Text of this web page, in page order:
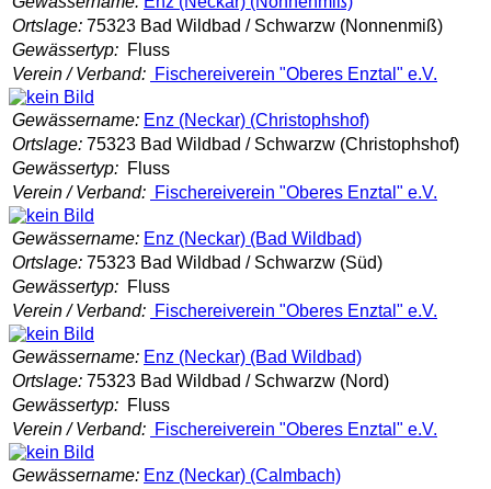
Ortslage: 75323 Bad Wildbad / Schwarzw (Nonnenmiß)
Gewässertyp: Fluss
Verein / Verband: Fischereiverein "Oberes Enztal" e.V.
Gewässername: Enz (Neckar) (Christophshof)
Ortslage: 75323 Bad Wildbad / Schwarzw (Christophshof)
Gewässertyp: Fluss
Verein / Verband: Fischereiverein "Oberes Enztal" e.V.
Gewässername: Enz (Neckar) (Bad Wildbad)
Ortslage: 75323 Bad Wildbad / Schwarzw (Süd)
Gewässertyp: Fluss
Verein / Verband: Fischereiverein "Oberes Enztal" e.V.
Gewässername: Enz (Neckar) (Bad Wildbad)
Ortslage: 75323 Bad Wildbad / Schwarzw (Nord)
Gewässertyp: Fluss
Verein / Verband: Fischereiverein "Oberes Enztal" e.V.
Gewässername: Enz (Neckar) (Calmbach)